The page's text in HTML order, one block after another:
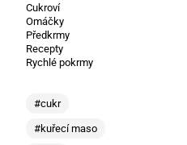
Cukroví
Omáčky
Předkrmy
Recepty
Rychlé pokrmy
#cukr
#kuřecí maso